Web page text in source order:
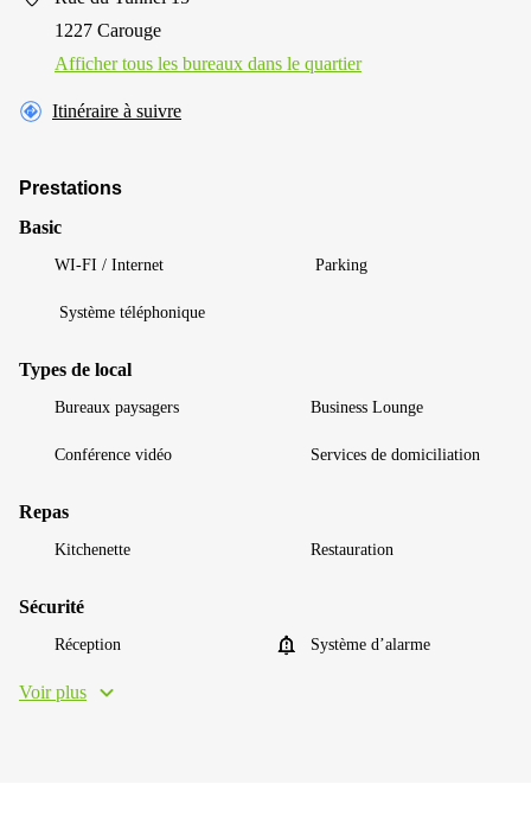
1227 Carouge
Afficher tous les bureaux dans le quartier
Itinéraire à suivre
Prestations
Basic
WI-FI / Internet Parking
Système téléphonique
Types de local
Bureaux paysagers Business Lounge
Conférence vidéo Services de domiciliation
Repas
Kitchenette Restauration
Sécurité
Réception Système d’alarme
Voir plus